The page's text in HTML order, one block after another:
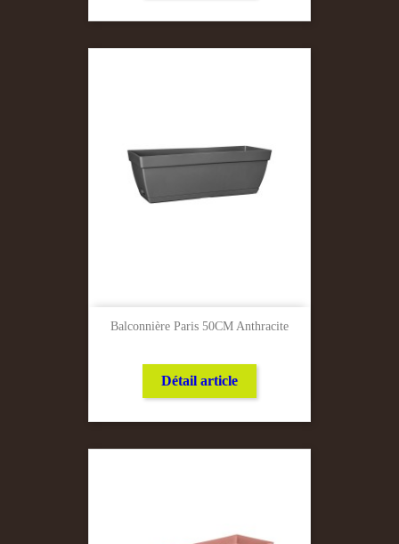
Balconnière Paris 50CM Anthracite
Détail article